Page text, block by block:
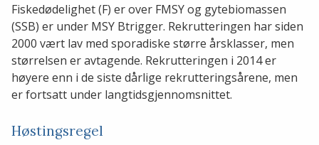
Fiskedødelighet (F) er over FMSY og gytebiomassen
(SSB) er under MSY Btrigger. Rekrutteringen har siden
2000 vært lav med sporadiske større årsklasser, men
størrelsen er avtagende. Rekrutteringen i 2014 er
høyere enn i de siste dårlige rekrutteringsårene, men
er fortsatt under langtidsgjennomsnittet.
Høstingsregel